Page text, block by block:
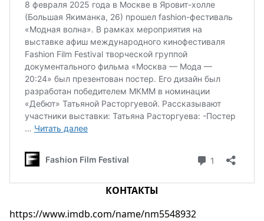
КОНТАКТЫ
https://www.imdb.com/name/nm5548932